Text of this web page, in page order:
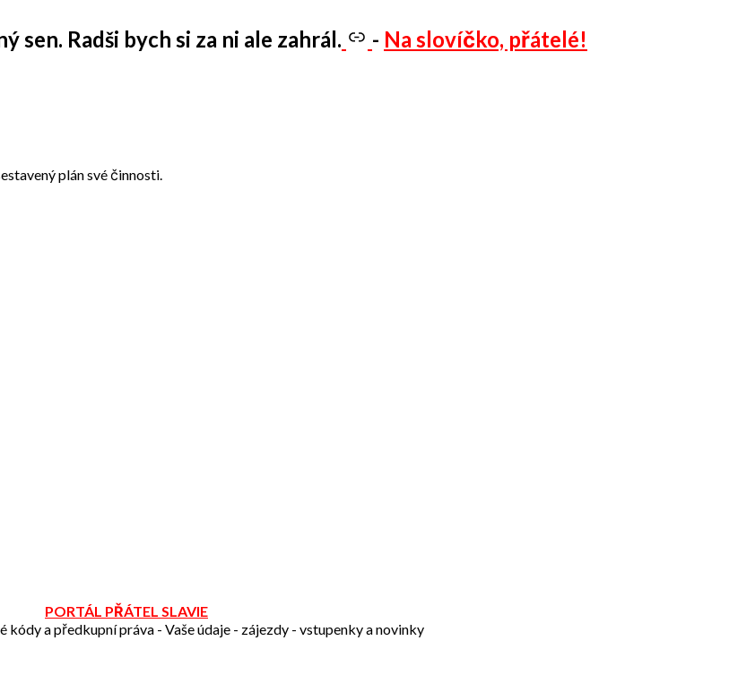
sen. Radši bych si za ni ale zahrál. - Na slovíčko, přátelé!
plán své činnosti.
PORTÁL PŘÁTEL SLAVIE
kódy a předkupní práva - Vaše údaje - zájezdy - vstupenky a novinky